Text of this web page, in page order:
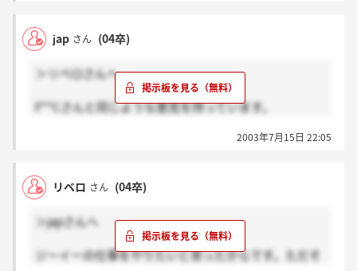
jap さん (04卒)
＞リベロさんへ
F**Cさんと同じような意見を持っています。
2003年7月15日 22:05
リベロ さん (04卒)
＞japさんへ
ジーイーの仕事をやりたいと思ったからです。ただそ